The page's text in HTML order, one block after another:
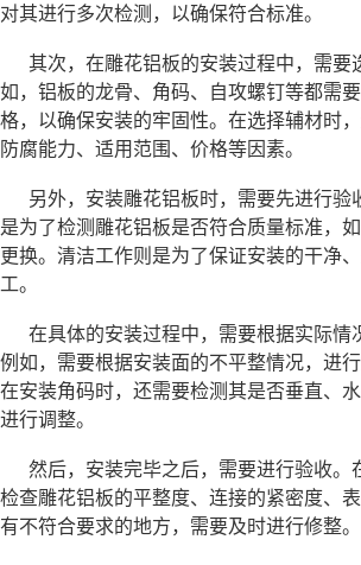
对其进行多次检测，以确保符合标准。
其次，在雕花铝板的安装过程中，需要
如，铝板的龙骨、角码、自攻螺钉等都需
格，以确保安装的牢固性。在选择辅材时
防腐能力、适用范围、价格等因素。
另外，安装雕花铝板时，需要先进行验
是为了检测雕花铝板是否符合质量标准，
更换。清洁工作则是为了保证安装的干净
工。
在具体的安装过程中，需要根据实际情
例如，需要根据安装面的不平整情况，进
在安装角码时，还需要检测其是否垂直、
进行调整。
然后，安装完毕之后，需要进行验收。
检查雕花铝板的平整度、连接的紧密度、
有不符合要求的地方，需要及时进行修整。